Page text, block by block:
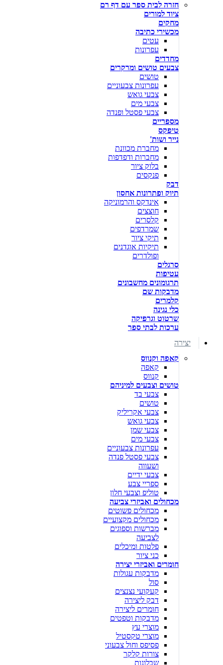
חזרה לבית ספר עם דף רם
ציוד למורים
מחקים
מכשירי כתיבה
עטים
עפרונות
מחדדים
צבעים טושים ומרקרים
טושים
עפרונות צבעוניים
צבעי גואש
צבעי מים
צבעי פסטל ופנדה
מספריים
טיפקס
נייר ושות'
מחברת מכוונת
מחברות ודפדפות
בלוק ציור
פנקסים
דבק
תיוק ופתרונות אחסון
אינדקס והרמוניקה
חוצצים
קלסרים
שמרדפים
תיקי ציור
תיקיות אוגדנים
ופולדרים
סרגלים
עטיפות
תרגומונים מחשבונים
מדבקות שם
קלמרים
כלי נגינה
שרטוט וגרפיקה
ערכות לבתי ספר
יצירה
קאפה וקנווס
קאפה
קנווס
טושים וצבעים למיניהם
צבעי בד
טושים
צבעי אקריליק
צבעי גואש
צבעי שמן
צבעי מים
עפרונות צבעוניים
צבעי פסטל פנדה
ושעווה
צבעי ידיים
ספריי צבע
טוליפ וצבעי חלון
מכחולים ואביזרי צביעה
מכחולים פשוטים
מכחולים מקצועיים
מברשות וספוגים
לצביעה
פלטות ומיכלים
כני ציור
חומרים ואביזרי יצירה
מדבקות עגולות
סול
קעקועי נצנצים
דבק ליצירה
חומרים ליצירה
מדבקות וטפטים
מוצרי עץ
מוצרי טקסטיל
פסיפס וחול צבעוני
צורות קלקר
שבלונות